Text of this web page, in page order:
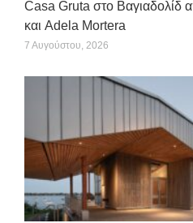
Casa Gruta στο Βαγιαδολίδ
και Adela Mortera
7 Αυγούστου, 2026